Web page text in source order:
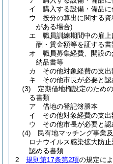
イ
購入する設備・備品
ウ
按分の算出に関する資
がある場合)
エ
職員訓練期間中の雇
酬・賃金額等を証する書
オ
職員募集経費、開設
納品書等
カ
その他対象経費の支
キ
その他市長が必要と
(3)
定期借地権設定のため
る書類
ア
借地の登記簿謄本
イ
その他対象経費の支
ウ
その他市長が必要と
(4)
民有地マッチング事業
ロナウイルス感染拡大防
認める書類
2
規則第17条第2項の規定によ